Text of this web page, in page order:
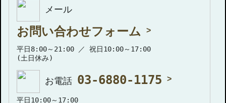
メール
お問い合わせフォーム
平日8:00～21:00 ／ 祝日10:00～17:00
(土日休み)
お電話 03-6880-1175
平日10:00～17:00